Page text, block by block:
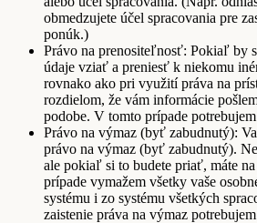
obmedzujete účel spracovania pre
ponúk.)
Právo na prenositeľnosť: Pokiaľ by
údaje vziať a preniesť k niekomu
rovnako ako pri využití práva na
rozdielom, že vám informácie
podobe. V tomto prípade
Právo na výmaz (byť zabudnutý):
právo na výmaz (byť zabudnutý).
ale pokiaľ si to budete priať, máte
prípade vymažem všetky vaše
systému i zo systému všetkých
zaistenie práva na výmaz